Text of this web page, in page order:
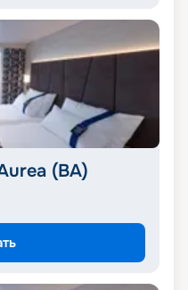
(BA)